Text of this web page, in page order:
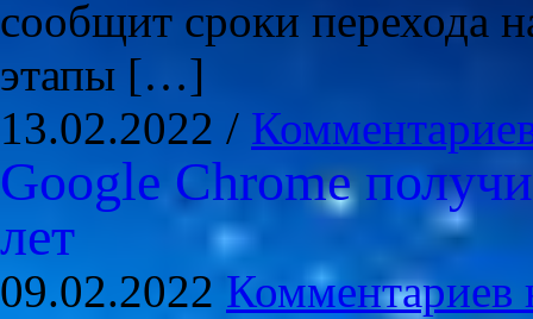
сообщит сроки перехода
этапы […]
13.02.2022 /
Google Chrome
лет
09.02.2022 Комментариев